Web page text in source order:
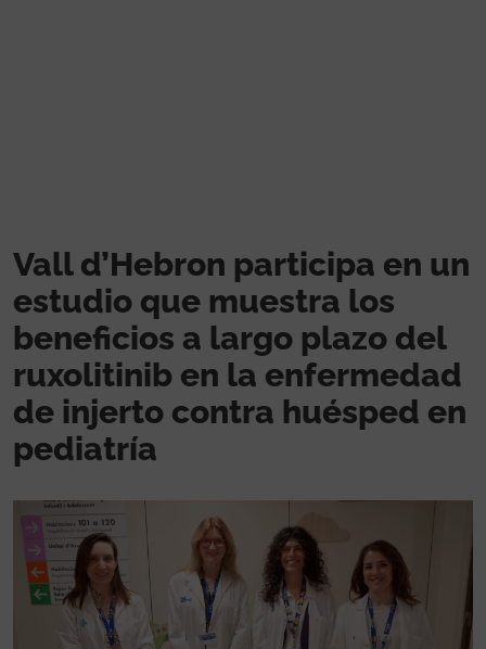
Vall d’Hebron participa en un
estudio que muestra los
beneficios a largo plazo del
ruxolitinib en la enfermedad
de injerto contra huésped en
pediatría